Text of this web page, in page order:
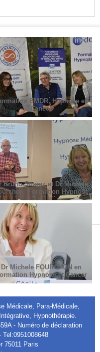
EMDR, Hypnose et
Cancer
Bruno Suarez et Dr Michèle
Formation Hypnose
en Radiodiagnostic et
Radiothérapie.
Dr Michele FOURCHON en
Hypnose et Cancer
Médicale, Para-Médicale,
Hypnothérapie.
- Numéro de déclaration
Tel:0951008648
75011 Paris